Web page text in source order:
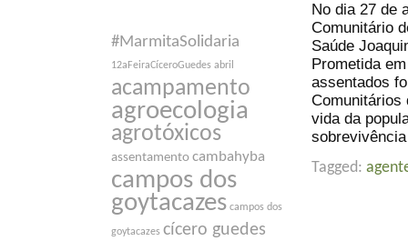
#MarmitaSolidaria
12aFeiraCíceroGuedes abril
acampamento
agroecologia
agrotóxicos
assentamento cambahyba
campos dos
goytacazes campos dos
goytacazes cícero guedes
No dia 27 de
Comunitário
Saúde
Prometida
assentados
Comunitários
vida da
Tagged: